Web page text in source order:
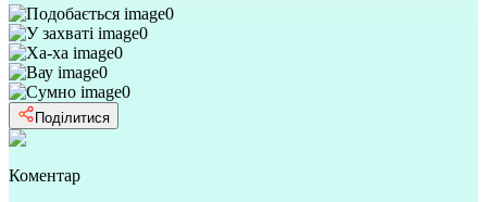
0
0
0
0
0
Поділитися
Коментар